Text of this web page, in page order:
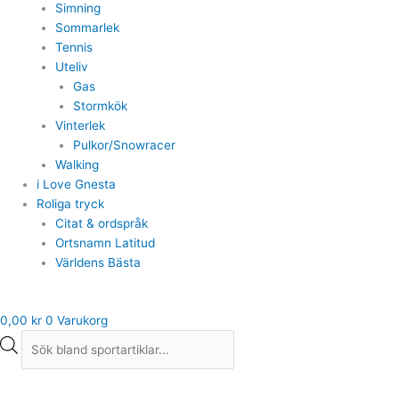
Simning
Sommarlek
Tennis
Uteliv
Gas
Stormkök
Vinterlek
Pulkor/Snowracer
Walking
i Love Gnesta
Roliga tryck
Citat & ordspråk
Ortsnamn Latitud
Världens Bästa
0,00 kr 0 Varukorg